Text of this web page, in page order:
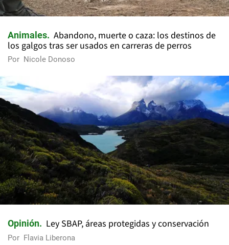
Animales
Abandono, muerte o caza: los destinos de
los galgos tras ser usados en carreras de perros
Por Nicole Donoso
Opinión Ley SBAP, áreas protegidas y conservación
Por Flavia Liberona